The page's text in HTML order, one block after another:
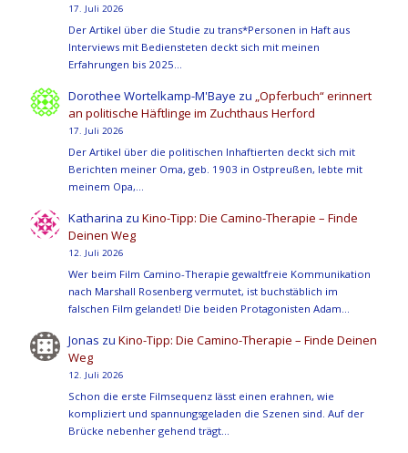
17. Juli 2026
Der Artikel über die Studie zu trans*Personen in Haft aus
Interviews mit Bediensteten deckt sich mit meinen
Erfahrungen bis 2025…
Dorothee Wortelkamp-M'Baye zu „Opferbuch“ erinnert
an politische Häftlinge im Zuchthaus Herford
17. Juli 2026
Der Artikel über die politischen Inhaftierten deckt sich mit
Berichten meiner Oma, geb. 1903 in Ostpreußen, lebte mit
meinem Opa,…
Katharina zuKino-Tipp: Die Camino-Therapie – Finde
Deinen Weg
12. Juli 2026
Wer beim Film Camino-Therapie gewaltfreie Kommunikation
nach Marshall Rosenberg vermutet, ist buchstäblich im
falschen Film gelandet! Die beiden Protagonisten Adam…
Jonas zuKino-Tipp: Die Camino-Therapie – Finde Deinen
Weg
12. Juli 2026
Schon die erste Filmsequenz lässt einen erahnen, wie
kompliziert und spannungsgeladen die Szenen sind. Auf der
Brücke nebenher gehend trägt…